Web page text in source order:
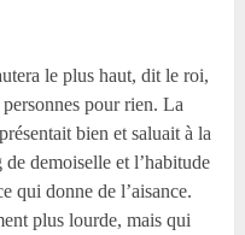
le plus haut, dit le roi,
pour rien. La
bien et saluait à la
demoiselle et l’habitude
qui donne de l’aisance.
plus lourde, mais qui